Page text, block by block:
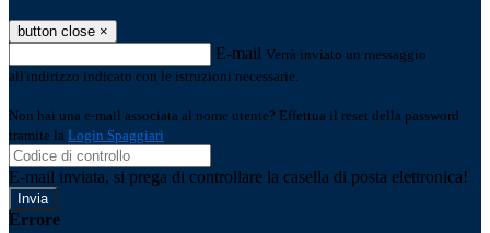
button close ×
E-mail Verrà inviato un messaggio
all'indirizzo indicato con le istruzioni necessarie.
Non hai una e-mail associata al nome utente? Effettua il reset della password
tramite la Login Spaggiari
E-mail inviata, si prega di controllare la casella di posta elettronica!
Errore